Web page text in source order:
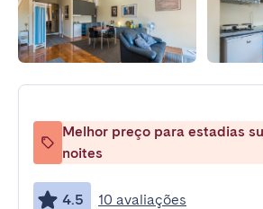
Melhor preço para estadias
noites
4.5 10 avaliações